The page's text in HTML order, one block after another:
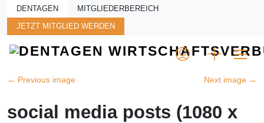
Skip to main content
DENTAGEN MITGLIEDERBEREICH
JETZT MITGLIED WERDEN
← Previous image Next image →
social media posts (1080 x